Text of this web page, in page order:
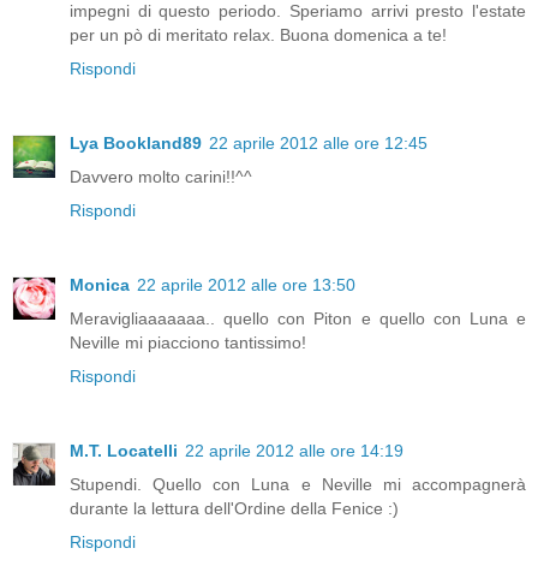
impegni di questo periodo. Speriamo arrivi presto l'estate
per un pò di meritato relax. Buona domenica a te!
Rispondi
Lya Bookland89 22 aprile 2012 alle ore 12:45
Davvero molto carini!!^^
Rispondi
Monica 22 aprile 2012 alle ore 13:50
Meravigliaaaaaaa.. quello con Piton e quello con Luna e
Neville mi piacciono tantissimo!
Rispondi
M.T. Locatelli 22 aprile 2012 alle ore 14:19
Stupendi. Quello con Luna e Neville mi accompagnerà
durante la lettura dell'Ordine della Fenice :)
Rispondi